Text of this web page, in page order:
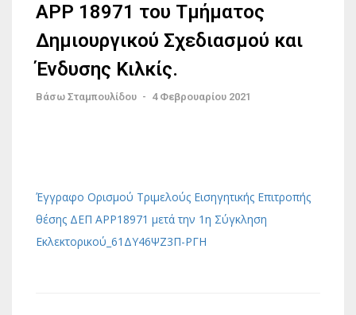
ΑΡΡ 18971 του Τμήματος
Δημιουργικού Σχεδιασμού και
Ένδυσης Κιλκίς.
Βάσω Σταμπουλίδου - 4 Φεβρουαρίου 2021
Έγγραφο Ορισμού Τριμελούς Εισηγητικής Επιτροπής
θέσης ΔΕΠ ΑΡΡ18971 μετά την 1η Σύγκληση
Εκλεκτορικού_61ΔΥ46ΨΖ3Π-ΡΓΗ